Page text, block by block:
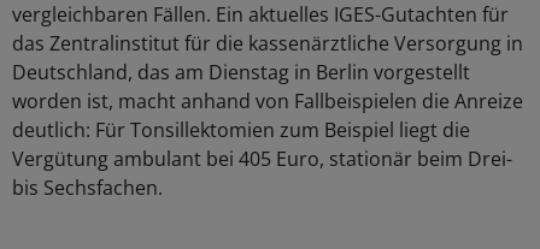
vergleichbaren Fällen. Ein aktuelles IGES-Gutachten für
das Zentralinstitut für die kassenärztliche Versorgung in
Deutschland, das am Dienstag in Berlin vorgestellt
worden ist, macht anhand von Fallbeispielen die Anreize
deutlich: Für Tonsillektomien zum Beispiel liegt die
Vergütung ambulant bei 405 Euro, stationär beim Drei-
bis Sechsfachen.